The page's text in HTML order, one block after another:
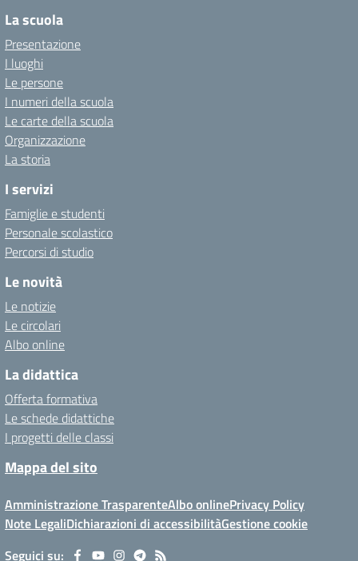
La scuola
Presentazione
I luoghi
Le persone
I numeri della scuola
Le carte della scuola
Organizzazione
La storia
I servizi
Famiglie e studenti
Personale scolastico
Percorsi di studio
Le novità
Le notizie
Le circolari
Albo online
La didattica
Offerta formativa
Le schede didattiche
I progetti delle classi
Mappa del sito
Amministrazione TrasparenteAlbo onlinePrivacy Policy
Note LegaliDichiarazioni di accessibilitàGestione cookie
Seguici su: